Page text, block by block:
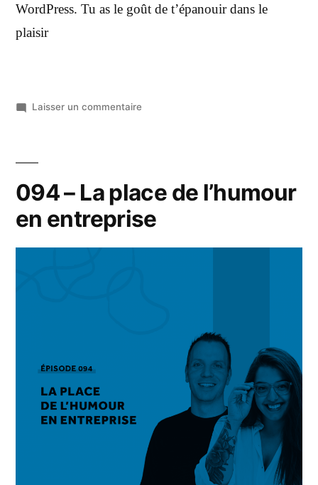
WordPress. Tu as le goût de t’épanouir dans le
plaisir
Laisser un commentaire
094 – La place de l’humour
en entreprise